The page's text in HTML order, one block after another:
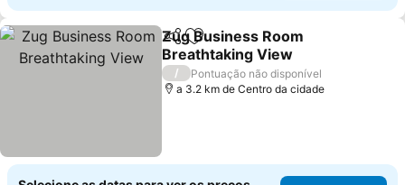
PartilharAdicionar aos favoritos
Zug Business Room
Breathtaking View
Ver preços
/
Pontuação não disponível
a 3.2 km de Centro da cidade